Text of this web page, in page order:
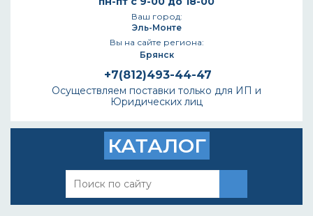
Ваш город:
Эль-Монте
Вы на сайте региона:
Брянск
+7(812)493-44-47
Осуществляем поставки только для ИП и
Юридических лиц
КАТАЛОГ